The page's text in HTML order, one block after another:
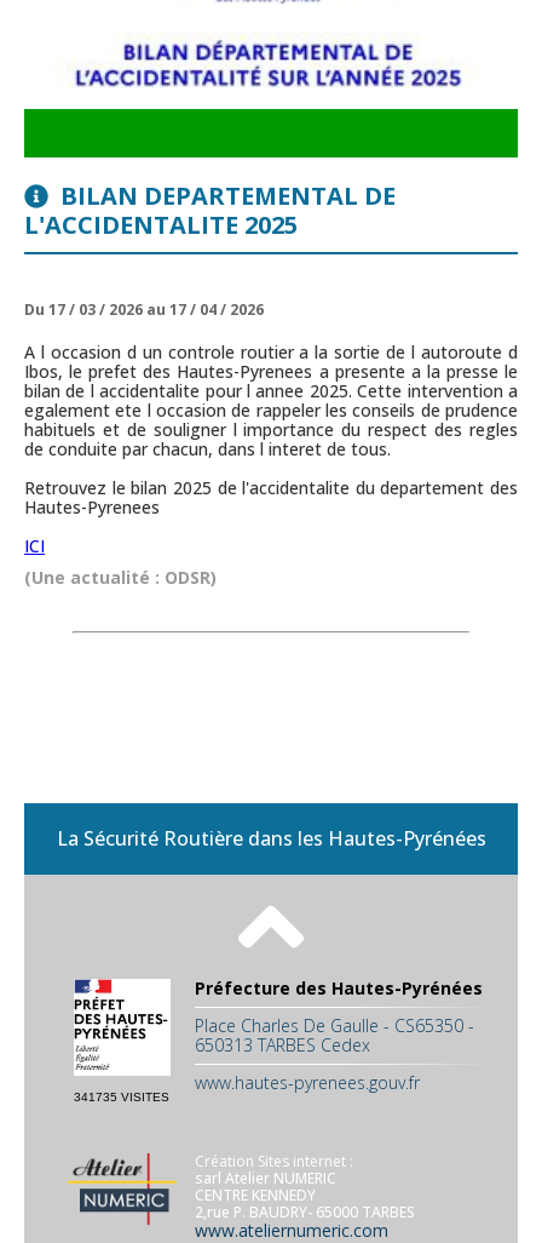
BILAN DEPARTEMENTAL DE
L'ACCIDENTALITE 2025
Du 17 / 03 / 2026 au 17 / 04 / 2026
A l occasion d un controle routier a la sortie de l autoroute d
Ibos, le prefet des Hautes-Pyrenees a presente a la presse le
bilan de l accidentalite pour l annee 2025. Cette intervention a
egalement ete l occasion de rappeler les conseils de prudence
habituels et de souligner l importance du respect des regles
de conduite par chacun, dans l interet de tous.
Retrouvez le bilan 2025 de l'accidentalite du departement des
Hautes-Pyrenees
ICI
(Une actualité : ODSR)
La Sécurité Routière dans les Hautes-Pyrénées
341735 VISITES
Préfecture des Hautes-Pyrénées
Place Charles De Gaulle - CS65350 -
650313 TARBES Cedex
www.hautes-pyrenees.gouv.fr
Création Sites internet :
sarl Atelier NUMERIC
CENTRE KENNEDY
2,rue P. BAUDRY- 65000 TARBES
www.ateliernumeric.com